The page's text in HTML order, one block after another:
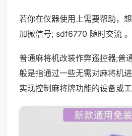
若你在仪器使用上需要帮助，
加微信号; sdf6770 随时交流 。
普通麻将机改装作弊遥控器;普
般是指通过一些无需对麻将机
实现控制麻将牌功能的设备或工